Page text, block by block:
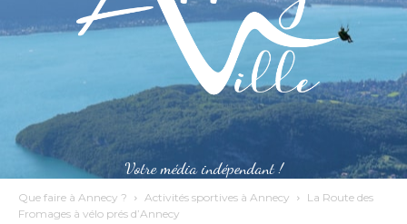
Votre média indépendant !
Que faire à Annecy ? Activités sportives à Annecy
La Route des
Fromages à vélo prés d’Annecy